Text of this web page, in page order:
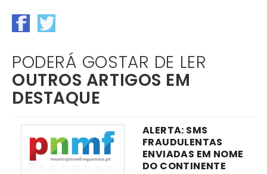
PODERÁ GOSTAR DE LER
OUTROS ARTIGOS EM
DESTAQUE
ALERTA: SMS
FRAUDULENTAS
ENVIADAS EM NOME
DO CONTINENTE